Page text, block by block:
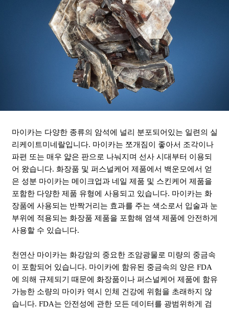
마이카는 다양한 종류의 암석에 널리 분포되어있는 일련의 실
리케이트미네랄입니다. 마이카는 쪼개짐이 좋아서 조각이나
파편 또는 매우 얇은 판으로 나눠지며 선사 시대부터 이용되
어 왔습니다. 화장품 및 퍼스널케어 제품에서 백운모에서 얻
은 성분 마이카는 메이크업과 네일 제품 및 스킨케어 제품을
포함한 다양한 제품 유형에 사용되고 있습니다. 마이카는 화
장품에 사용되는 반짝거리는 효과를 주는 색소로서 입술과 눈
부위에 적용되는 화장품 제품을 포함해 염색 제품에 안전하게
사용할 수 있습니다.
천연산 마이카는 화강암의 중요한 조암광물로 미량의 중금속
이 포함되어 있습니다. 마이카에 함유된 중금속의 양은 FDA
에 의해 규제되기 때문에 화장품이나 퍼스널케어 제품에 함유
가능한 소량의 마이카 역시 인체 건강에 위험을 초래하지 않
습니다. FDA는 안전성에 관한 모든 데이터를 광범위하게 검